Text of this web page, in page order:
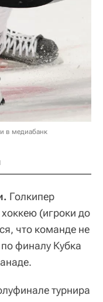
в медиабанк
Голкипер
(игроки до
что команде не
финалу Кубка
турнира